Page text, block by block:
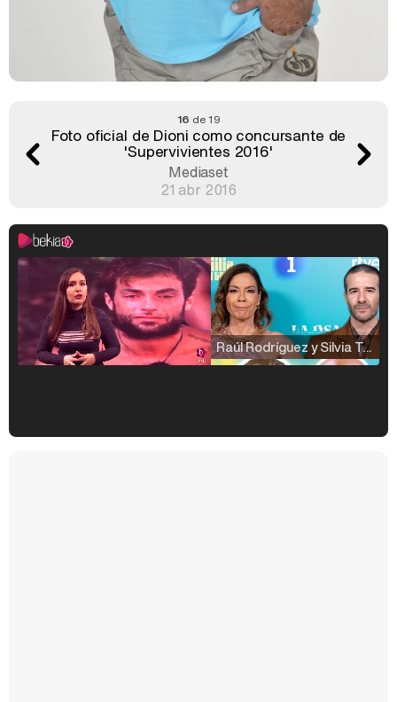
16 de 19
Foto oficial de Dioni como concursante de
'Supervivientes 2016'
Mediaset
21 abr 2016
Raúl Rodríguez y Silvia Taulés nos cuentan su papel en 'La familia de la tele'